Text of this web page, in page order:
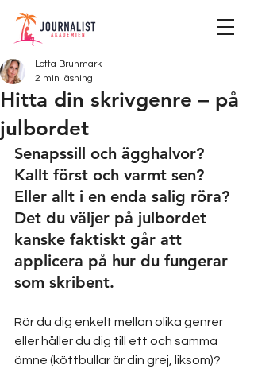
Hitta din skrivgenre – på
julbordet
Lotta Brunmark
2 min läsning
Senapssill och ägghalvor?
Kallt först och varmt sen?
Eller allt i en enda salig röra?
Det du väljer på julbordet
kanske faktiskt går att
applicera på hur du fungerar
som skribent.
Rör du dig enkelt mellan olika genrer
eller håller du dig till ett och samma
ämne (köttbullar är din grej, liksom)?